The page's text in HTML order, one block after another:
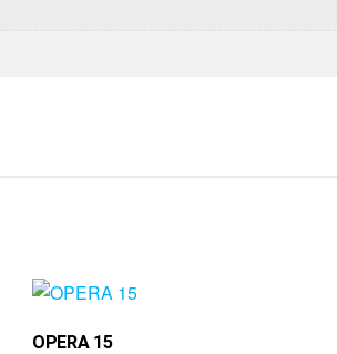
OPERA 15